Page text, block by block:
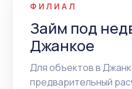
ФИЛИАЛ
Займ под
Джанкое
Для объектов в
предварительный